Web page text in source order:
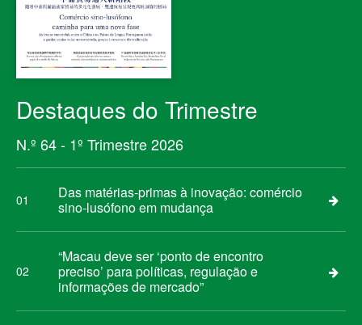
Destaques do Trimestre
N.º 64 - 1º Trimestre 2026
01
Das matérias-primas à inovação: comércio
sino-lusófono em mudança
02
“Macau deve ser ‘ponto de encontro
preciso’ para políticas, regulação e
informações de mercado”